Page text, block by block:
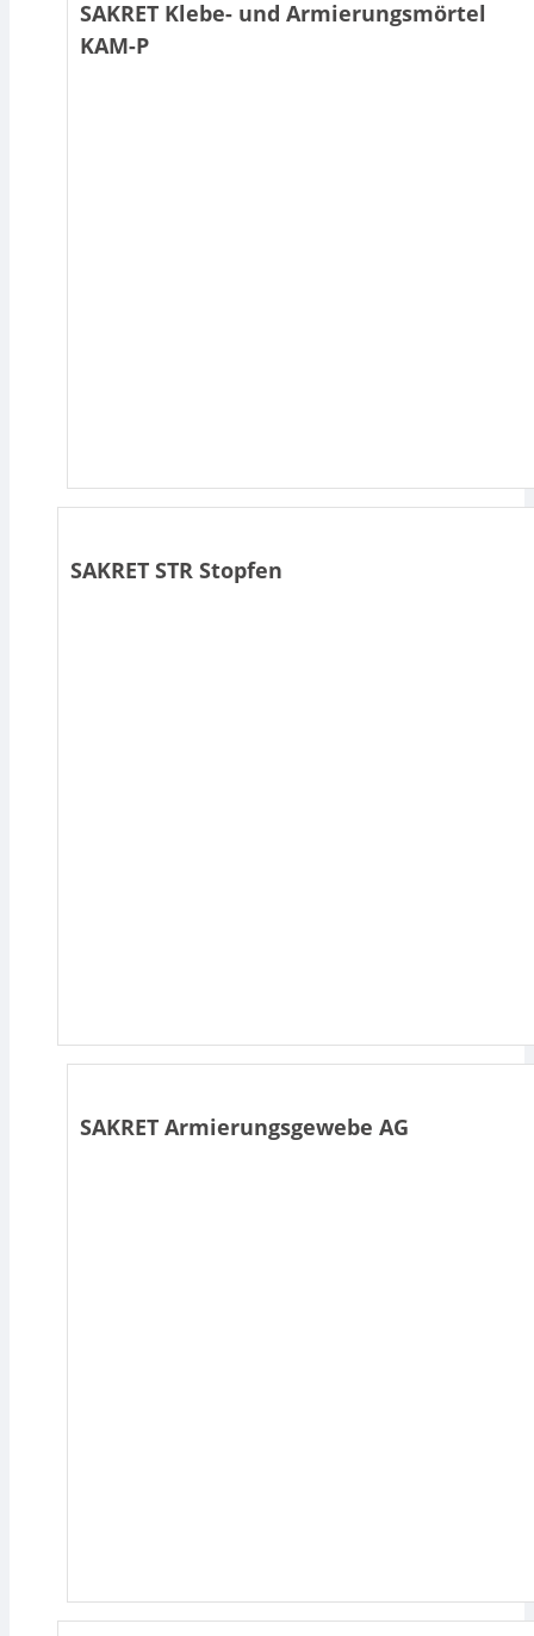
SAKRET Klebe- und Armierungsmörtel
KAM-P
SAKRET STR Stopfen
SAKRET Armierungsgewebe AG